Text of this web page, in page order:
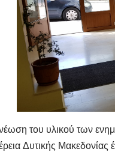
του υλικού των
Δυτικής